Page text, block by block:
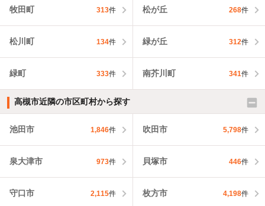
牧田町 313件 松が丘 268件
松川町 134件 緑が丘 312件
緑町 333件 南芥川町 341件
高槻市近隣の市区町村から探す
池田市 1,846件 吹田市 5,798件
泉大津市 973件 貝塚市 446件
守口市 2,115件 枚方市 4,198件